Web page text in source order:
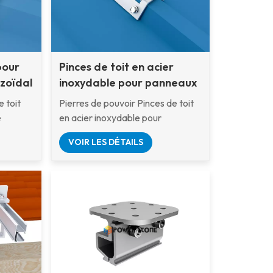
toit
les
un
à
Pinces de toit en acier
inoxydable pour panneaux
solaires à joint debout
trapézoïdal
Pierres de pouvoir Pinces de toit
en acier inoxydable pour
panneaux solaires à joint debout
trapézoïdal est une solution de
joint debout trapézoïdal.
VOIR LES DÉTAILS